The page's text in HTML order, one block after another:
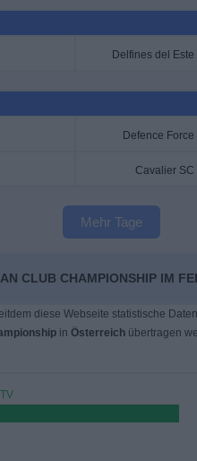
Delfines del Este
Defence Force
Cavalier SC
Mehr Tage
CLUB CHAMPIONSHIP IM
diese Webseite statistische
in Österreichübertragen